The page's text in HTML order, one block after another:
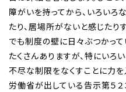
障がいを持ってから、いろい
たり、居場所がないと感じたり
でも制度の壁に日々ぶつかっ
たくさんありますが、特にい
不尽な制限をなくすことに力
労働省が出している告示第５